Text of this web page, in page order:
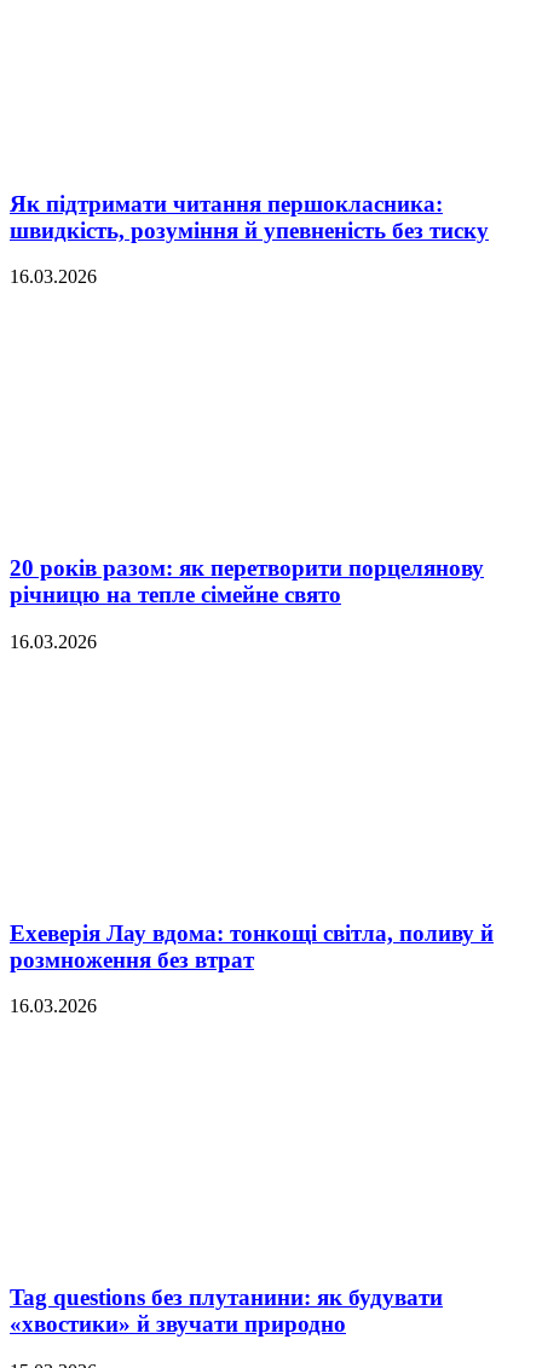
Як підтримати читання першокласника:
швидкість, розуміння й упевненість без тиску
16.03.2026
20 років разом: як перетворити порцелянову
річницю на тепле сімейне свято
16.03.2026
Ехеверія Лау вдома: тонкощі світла, поливу й
розмноження без втрат
16.03.2026
Tag questions без плутанини: як будувати
«хвостики» й звучати природно